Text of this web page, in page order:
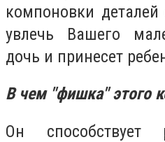
компоновки
увлечь Вашего
дочь и принесет
В чем "фишка" этого
Он способствует